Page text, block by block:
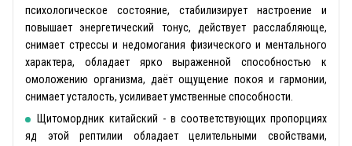
психологическое состояние, стабилизирует настроение и
повышает энергетический тонус, действует расслабляюще,
снимает стрессы и недомогания физического и ментального
характера, обладает ярко выраженной способностью к
омоложению организма, даёт ощущение покоя и гармонии,
снимает усталость, усиливает умственные способности.
Щитомордник китайский - в соответствующих пропорциях
яд этой рептилии обладает целительными свойствами,